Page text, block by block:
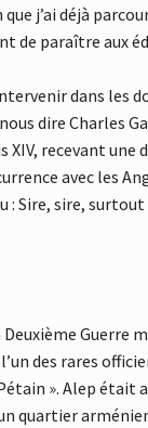
j’ai déjà
de paraître aux
dans les
dire Charles
XIV, recevant une
avec les
Sire, sire, surtout
Guerre
des rares
». Alep était
quartier